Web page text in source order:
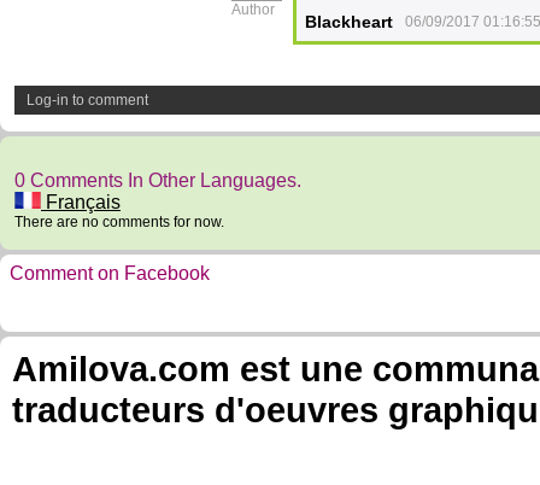
Author
Blackheart 06/09/2017 01:16:55
Log-in to comment
0 Comments In Other Languages.
Français
There are no comments for now.
Comment on Facebook
Amilova.com est une
traducteurs d'oeuvres